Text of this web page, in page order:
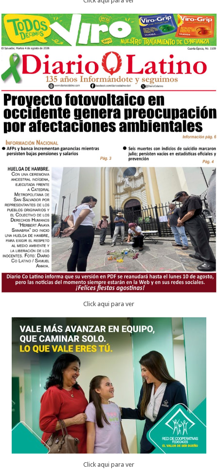
Click aqui para ver
Click aqui para ver